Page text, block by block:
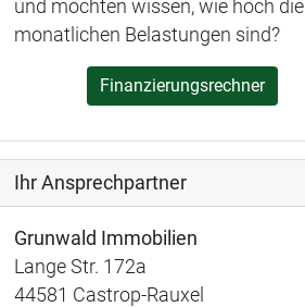
und möchten wissen, wie hoch die
monatlichen Belastungen sind?
Finanzierungsrechner
Ihr Ansprechpartner
Grunwald Immobilien
Lange Str. 172a
44581 Castrop-Rauxel